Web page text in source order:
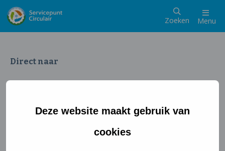
Deze website maakt gebruik van
cookies
Zoeken Menu
Direct naar
Wat is een circulaire samenleving
Meedoen als ondernemer
Circulaire producten en diensten